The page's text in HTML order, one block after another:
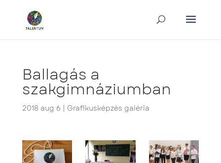
Ballagás a
szakgimnáziumban
2018 aug 6 Grafikusképzés galéria